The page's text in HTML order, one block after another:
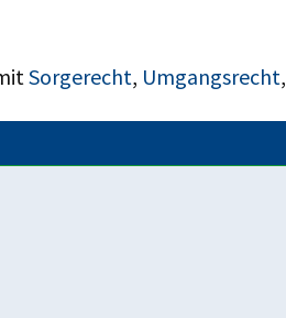
Sorgerecht, Umgangsrecht,